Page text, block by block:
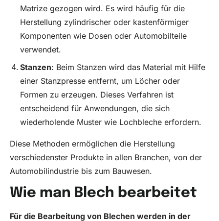
Matrize gezogen wird. Es wird häufig für die
Herstellung zylindrischer oder kastenförmiger
Komponenten wie Dosen oder Automobilteile
verwendet.
Stanzen: Beim Stanzen wird das Material mit Hilfe
einer Stanzpresse entfernt, um Löcher oder
Formen zu erzeugen. Dieses Verfahren ist
entscheidend für Anwendungen, die sich
wiederholende Muster wie Lochbleche erfordern.
Diese Methoden ermöglichen die Herstellung
verschiedenster Produkte in allen Branchen, von der
Automobilindustrie bis zum Bauwesen.
Wie man Blech bearbeitet
Für die Bearbeitung von Blechen werden in der